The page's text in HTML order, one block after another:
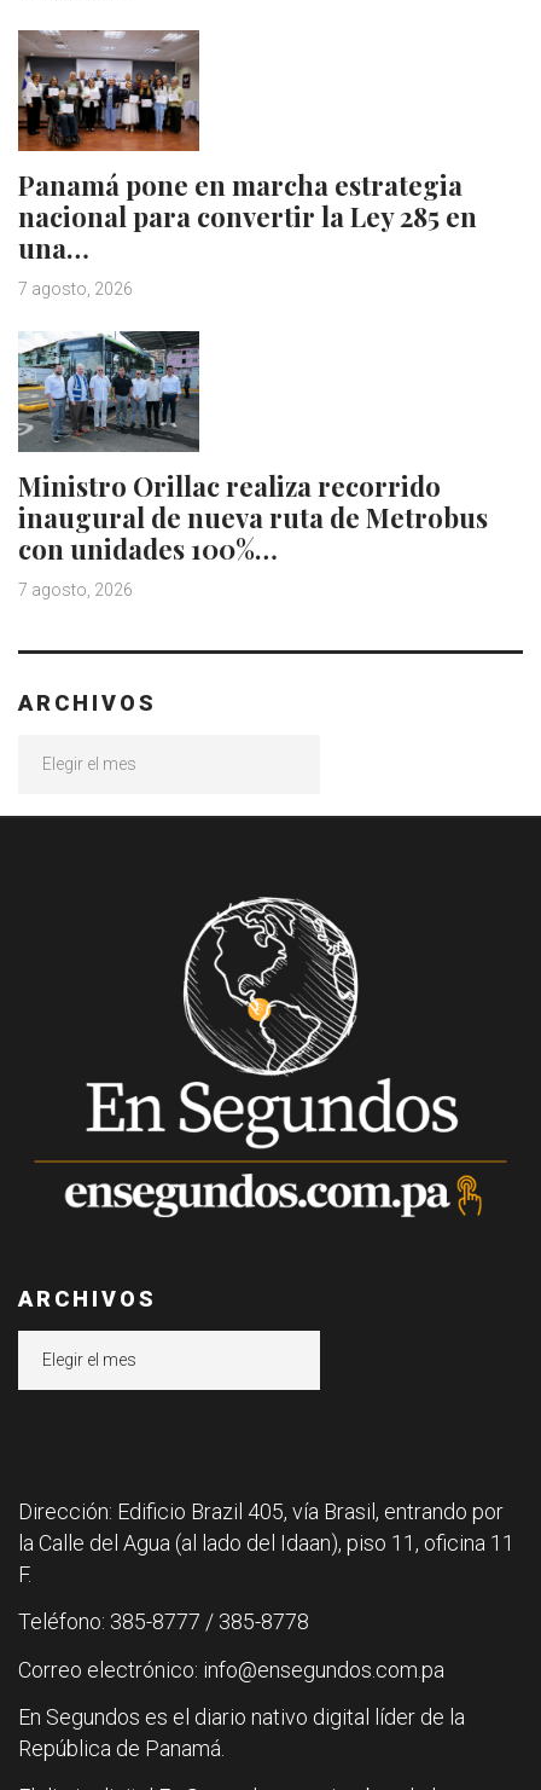
Panamá pone en marcha estrategia
nacional para convertir la Ley 285 en
una…
7 agosto, 2026
Ministro Orillac realiza recorrido
inaugural de nueva ruta de Metrobus
con unidades 100%…
7 agosto, 2026
ARCHIVOS
ARCHIVOS
Dirección: Edificio Brazil 405, vía Brasil, entrando por
la Calle del Agua (al lado del Idaan), piso 11, oficina 11
F.
Teléfono: 385-8777 / 385-8778
Correo electrónico: info@ensegundos.com.pa
En Segundos es el diario nativo digital líder de la
República de Panamá.